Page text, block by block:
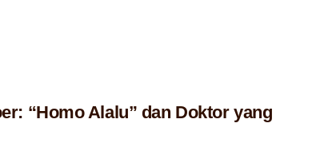
“Homo Alalu” dan Doktor yang